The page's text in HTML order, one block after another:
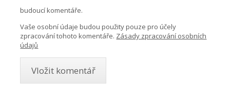
budoucí komentáře.
Vaše osobní údaje budou použity pouze pro účely
zpracování tohoto komentáře. Zásady zpracování osobních
údajů